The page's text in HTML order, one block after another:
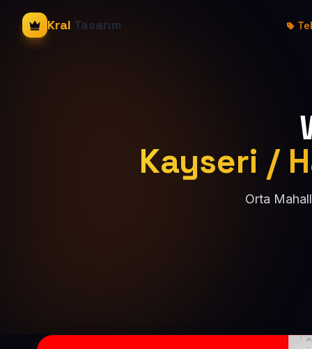
Kral Tasarım
Kayseri /
Orta